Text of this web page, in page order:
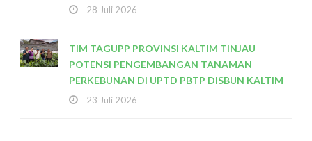
28 Juli 2026
TIM TAGUPP PROVINSI KALTIM TINJAU
POTENSI PENGEMBANGAN TANAMAN
PERKEBUNAN DI UPTD PBTP DISBUN KALTIM
23 Juli 2026